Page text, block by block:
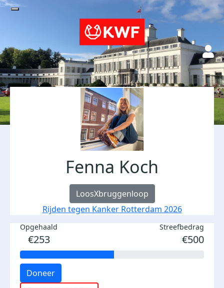
Fenna Koch
LoosXbruggenloop
Rijden tegen Kanker Rotterdam 2026
Opgehaald
€253
Streefbedrag
€500
Doneer